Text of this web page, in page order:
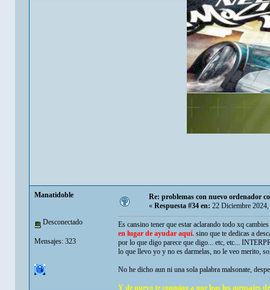
Manatidoble
Desconectado
Mensajes: 323
Re: problemas con nuevo ordenador
«Respuesta #34 en:22 Diciembre 2024,
Es cansino tener que estar aclarando todo xq
en lugar de ayudar aquí.sino que te dedicas a
por lo que digo parece que digo... etc, etc...
lo que llevo yo y no es darmelas, no le veo merito,
No he dicho aun ni una sola palabra malsonate,
Y de nuevo te conmino a que leas los mensajes